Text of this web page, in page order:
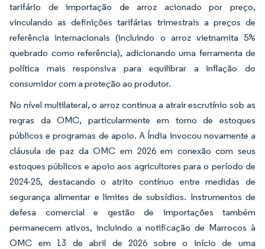
tarifário de importação de arroz acionado por preço,
vinculando as definições tarifárias trimestrais a preços de
referência internacionais (incluindo o arroz vietnamita 5%
quebrado como referência), adicionando uma ferramenta de
política mais responsiva para equilibrar a inflação do
consumidor com a proteção ao produtor.
No nível multilateral, o arroz continua a atrair escrutínio sob as
regras da OMC, particularmente em torno de estoques
públicos e programas de apoio. A Índia invocou novamente a
cláusula de paz da OMC em 2026 em conexão com seus
estoques públicos e apoio aos agricultores para o período de
2024-25, destacando o atrito contínuo entre medidas de
segurança alimentar e limites de subsídios. Instrumentos de
defesa comercial e gestão de importações também
permanecem ativos, incluindo a notificação de Marrocos à
OMC em 13 de abril de 2026 sobre o início de uma